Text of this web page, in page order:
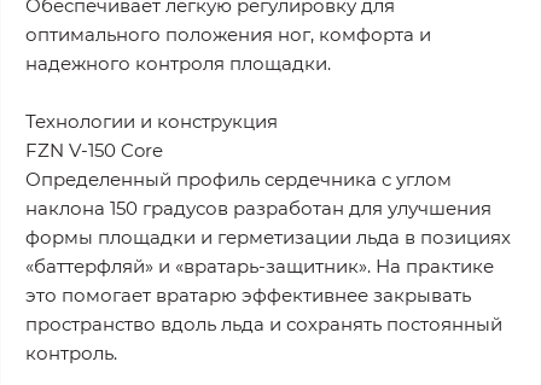
Обеспечивает легкую регулировку для
оптимального положения ног, комфорта и
надежного контроля площадки.
Технологии и конструкция
FZN V-150 Core
Определенный профиль сердечника с углом
наклона 150 градусов разработан для улучшения
формы площадки и герметизации льда в позициях
«баттерфляй» и «вратарь-защитник». На практике
это помогает вратарю эффективнее закрывать
пространство вдоль льда и сохранять постоянный
контроль.